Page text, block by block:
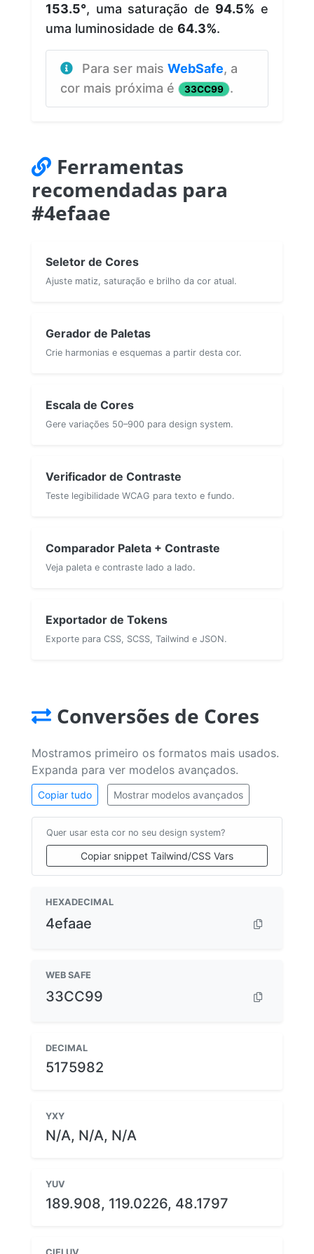
153.5°, uma saturação de 94.5% e
uma luminosidade de 64.3%.
Para ser mais WebSafe, a
cor mais próxima é
33CC99 .
Ferramentas
recomendadas para
#4efaae
Seletor de Cores
Ajuste matiz, saturação e brilho da cor atual.
Gerador de Paletas
Crie harmonias e esquemas a partir desta cor.
Escala de Cores
Gere variações 50–900 para design system.
Verificador de Contraste
Teste legibilidade WCAG para texto e fundo.
Comparador Paleta + Contraste
Veja paleta e contraste lado a lado.
Exportador de Tokens
Exporte para CSS, SCSS, Tailwind e JSON.
Conversões de Cores
Mostramos primeiro os formatos mais usados.
Expanda para ver modelos avançados.
Copiar tudo Mostrar modelos avançados
Quer usar esta cor no seu design system?
Copiar snippet Tailwind/CSS Vars
HEXADECIMAL
4efaae
WEB SAFE
33CC99
DECIMAL
5175982
YXY
N/A, N/A, N/A
YUV
189.908, 119.0226, 48.1797
CIELUV